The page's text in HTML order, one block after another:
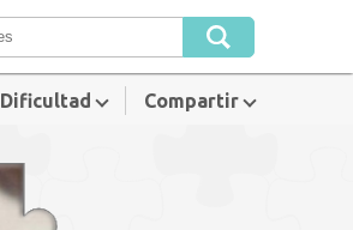
Dificultad Compartir